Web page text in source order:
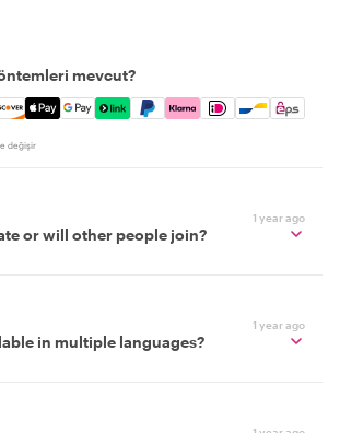
mevcut?
Amex, Discover, Apple Pay, Google
değişir
1 year ago
or will other people join?
1 year ago
in multiple languages?